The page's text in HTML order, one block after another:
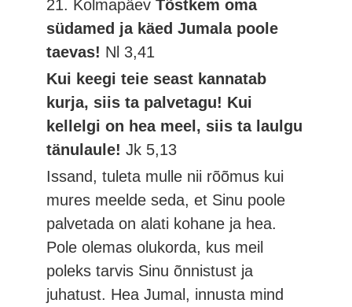
21. KolmapäevTõstkem oma
südamed ja käed Jumala poole
taevas! Nl 3,41
Kui keegi teie seast kannatab
kurja, siis ta palvetagu! Kui
kellelgi on hea meel, siis ta laulgu
tänulaule!Jk 5,13
Issand, tuleta mulle nii rõõmus kui
mures meelde seda, et Sinu poole
palvetada on alati kohane ja hea.
Pole olemas olukorda, kus meil
poleks tarvis Sinu õnnistust ja
juhatust. Hea Jumal, innusta mind